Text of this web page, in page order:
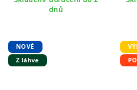
dnů
NOVÉ
Z láhve